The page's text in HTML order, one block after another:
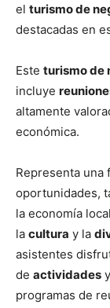
el turismo de
destacadas en
Este turismo de
incluye
altamente
económica.
Representa
oportunidades,
la economía
la cultura y la
asistentes
de actividades y
programas de